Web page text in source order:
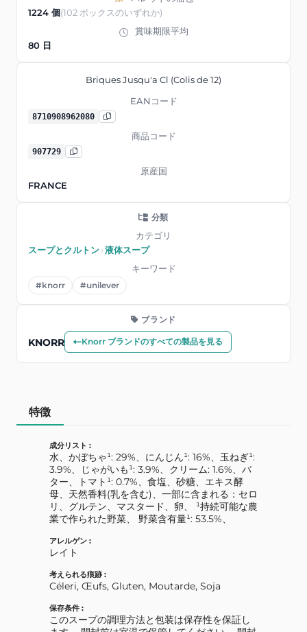
1224 個(102 ボックスのいずれか)
賞味期限平均
80 日
Briques Jusqu'a Cl (Colis de 12)
EANコード
8710908962080
商品コード
907729
原産国
FRANCE
分類
カテゴリ
スープとクルトン›液体スープ
キーワード
#knorr #unilever
ブランド
KNORR Knorr ブランドのすべての製品を見る
特徴
成分リスト :
水、かぼちゃ¹: 29%、にんじん¹: 16%、玉ねぎ¹:
3.9%、じゃがいも¹: 3.9%、クリーム: 1.6%、バ
ター、トマト¹: 0.7%、食塩、砂糖、エキス酵
母、天然香料(乳を含む)、一部に含まれる：セロ
リ、グルテン、マスタード、卵、 ¹持続可能な農
業で作られた野菜、 野菜含有量¹: 53.5%、
アレルゲン :
レイト
考えられる痕跡 :
Céleri, Œufs, Gluten, Moutarde, Soja
保存条件 :
このスープの調理方法と包装は保存性を保証し